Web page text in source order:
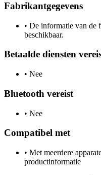
Fabrikantgegevens
• De informatie van de
beschikbaar.
Betaalde diensten
• Nee
Bluetooth vereist
• Nee
Compatibel met
• Met meerdere
productinformatie